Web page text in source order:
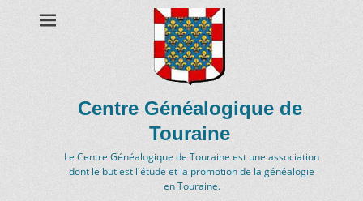
Centre Généalogique de
Touraine
Le Centre Généalogique de Touraine est une association
dont le but est l'étude et la promotion de la généalogie
en Touraine.